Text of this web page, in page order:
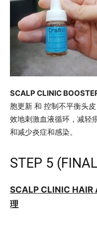
SCALP CLINIC
胞更新 和 控制不平衡头
效地刺激血液循环，减轻
和减少炎症和感染。
STEP 5
SCALP CLINIC HAIR
理